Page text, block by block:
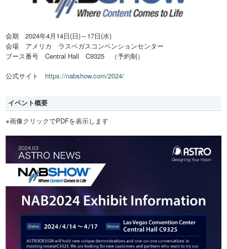
会期 2024年4月14日(日)～17日(水)
会場 アメリカ ラスベガスコンベンションセンター
ブース番号 Central Hall C9325 （予約制）
公式サイト https://nabshow.com/2024/
イベント概要
※画像クリックでPDFを表示します